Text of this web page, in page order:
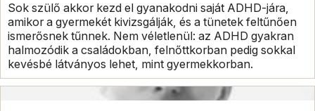
Sok szülő akkor kezd el gyanakodni saját ADHD-jára,
amikor a gyermekét kivizsgálják, és a tünetek feltűnően
ismerősnek tűnnek. Nem véletlenül: az ADHD gyakran
halmozódik a családokban, felnőttkorban pedig sokkal
kevésbé látványos lehet, mint gyermekkorban.